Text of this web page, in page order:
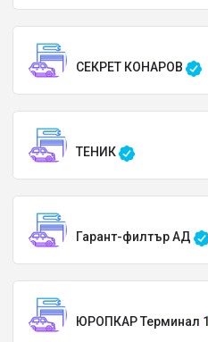
СЕКРЕТ КОНАРОВ
ТЕНИК
Гарант-филтър АД
ЮРОПКАР Терминал 1